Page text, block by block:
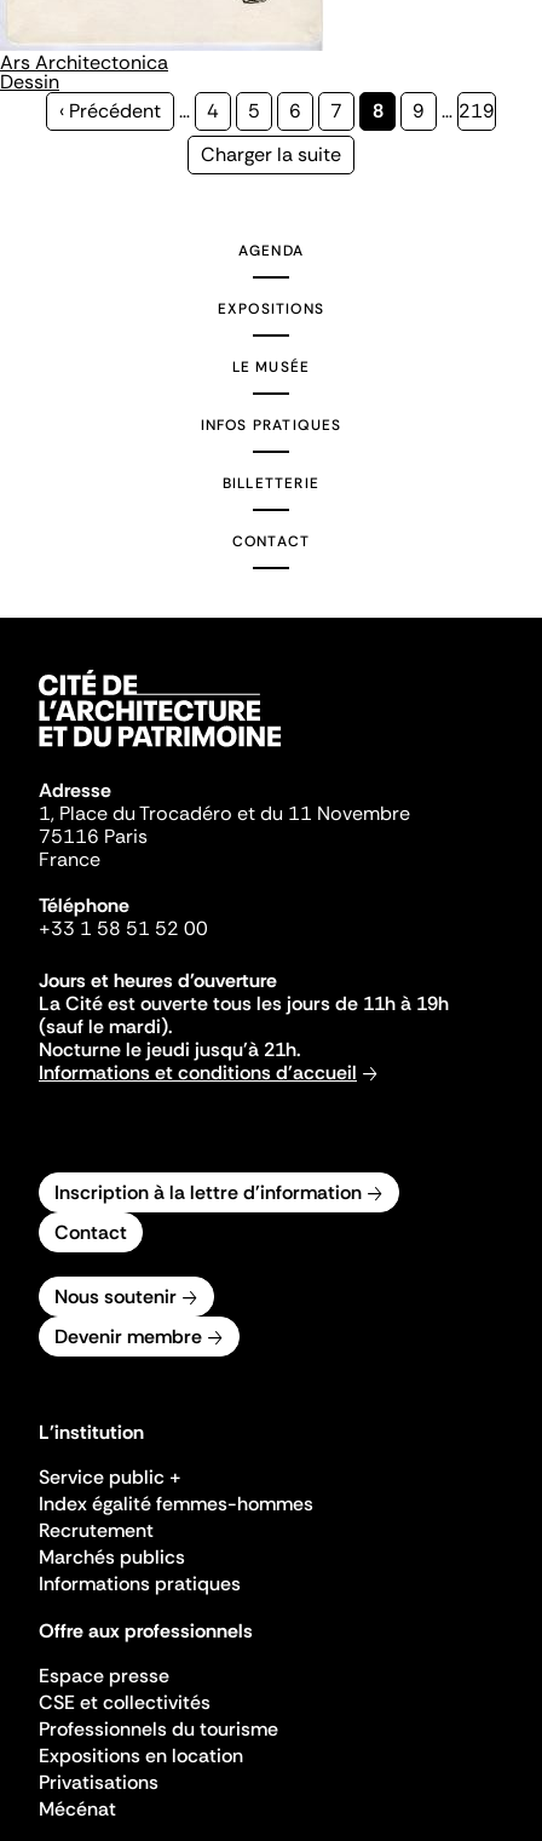
Ars Architectonica
Dessin
Page
‹ Précédent … Page
4 Page
5 Page
6 Page
7
Page
8 Page
9 … Page
219
Page
Charger la suite
AGENDA
EXPOSITIONS
LE MUSÉE
INFOS PRATIQUES
BILLETTERIE
CONTACT
Adresse
1, Place du Trocadéro et du 11 Novembre
75116 Paris
France
Téléphone
+33 1 58 51 52 00
Jours et heures d'ouverture
La Cité est ouverte tous les jours de 11h à 19h
(sauf le mardi).
Nocturne le jeudi jusqu'à 21h.
Informations et conditions d'accueil
Inscription à la lettre d'information
Contact
Nous soutenir
Devenir membre
L'institution
Service public +
Index égalité femmes-hommes
Recrutement
Marchés publics
Informations pratiques
Offre aux professionnels
Espace presse
CSE et collectivités
Professionnels du tourisme
Expositions en location
Privatisations
Mécénat